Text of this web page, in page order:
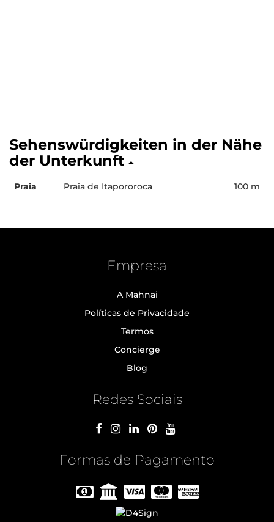
Sehenswürdigkeiten in der Nähe
der Unterkunft
Praia Praia de Itapororoca 100 m
Empresa
A Mahnai
Políticas de Privacidade
Termos
Concierge
Blog
Redes Sociais
Formas de Pagamento